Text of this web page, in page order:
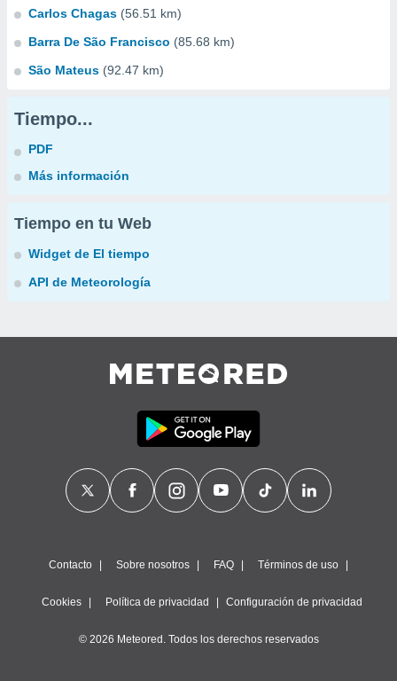
Carlos Chagas (56.51 km)
Barra De São Francisco (85.68 km)
São Mateus (92.47 km)
Tiempo...
PDF
Más información
Tiempo en tu Web
Widget de El tiempo
API de Meteorología
Contacto Sobre nosotros FAQ Términos de uso
Cookies Política de privacidad Configuración de privacidad
© 2026 Meteored. Todos los derechos reservados